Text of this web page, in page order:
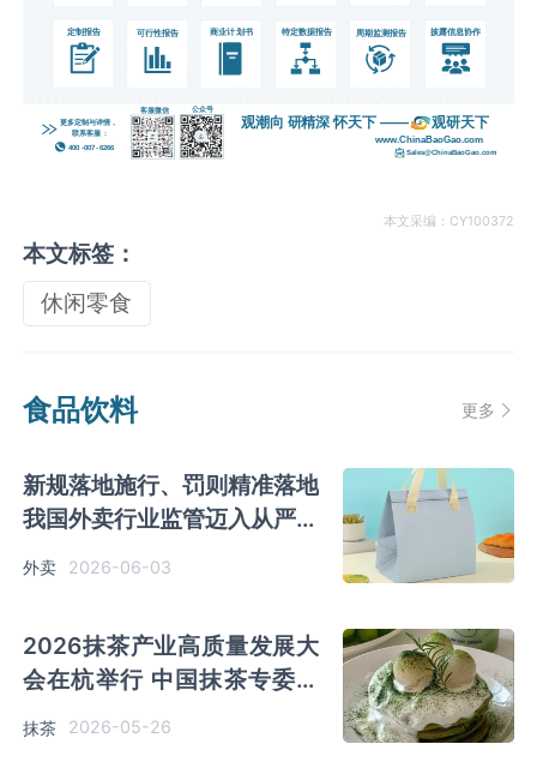
本文采编：CY100372
本文标签：
休闲零食
食品饮料 更多
新规落地施行、罚则精准落地
我国外卖行业监管迈入从严新
阶段
外卖 2026-06-03
2026抹茶产业高质量发展大
会在杭举行 中国抹茶专委会
正式成立
抹茶 2026-05-26